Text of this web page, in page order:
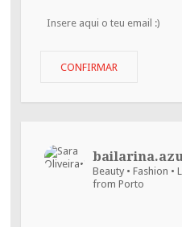
Insere
CONFIRMAR
Beauty • Fashion •
from Porto